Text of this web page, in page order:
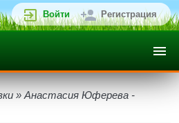
Войти Регистрация
» Анастасия Юферева -